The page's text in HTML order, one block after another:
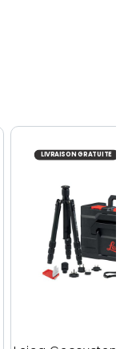
LIVRAISON GRATUITE